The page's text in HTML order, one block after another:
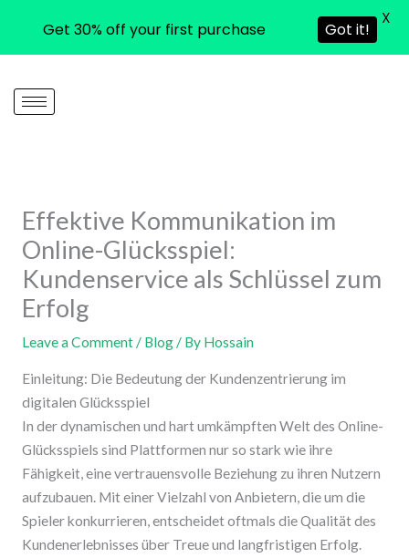
content
Effektive Kommunikation im
Online-Glücksspiel:
Kundenservice als Schlüssel zum
Erfolg
Leave a Comment / Blog/ By Hossain
Einleitung: Die Bedeutung der Kundenzentrierung im
digitalen Glücksspiel
In der dynamischen und hart umkämpften Welt des Online-
Glücksspiels sind Plattformen nur so stark wie ihre
Fähigkeit, eine vertrauensvolle Beziehung zu ihren Nutzern
aufzubauen. Mit einer Vielzahl von Anbietern, die um die
Spieler konkurrieren, entscheidet oftmals die Qualität des
Kundenerlebnisses über Treue und langfristigen Erfolg.
Get 30% off your first purchase Got it!
X